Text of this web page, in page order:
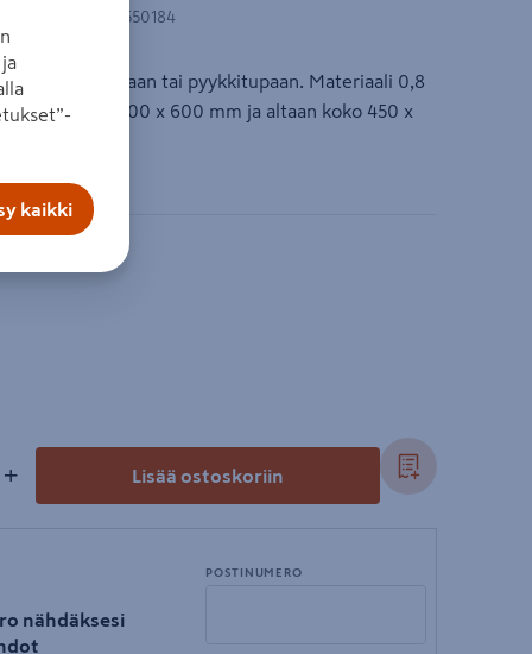
koodi 7612214550184
kodinhoitotilaan tai pyykkitupaan. Materiaali 0,8
koko 1000 x 600 mm ja altaan koko 450 x
+ Lisää ostoskoriin
nähdäksesi
POSTINUMERO
kaikki